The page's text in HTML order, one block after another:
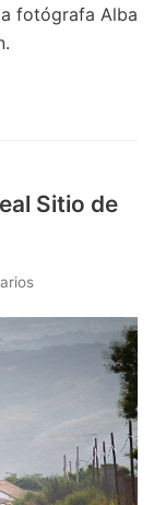
fotógrafa Alba
Sitio de